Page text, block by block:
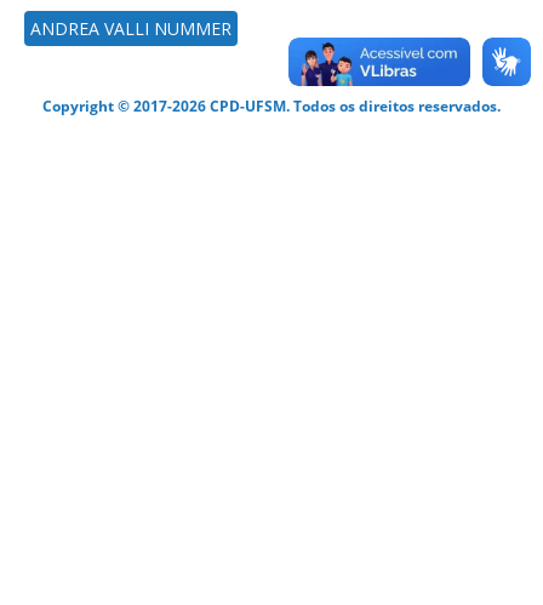
ANDREA VALLI NUMMER
Copyright © 2017-2026 CPD-UFSM. Todos os direitos reservados.